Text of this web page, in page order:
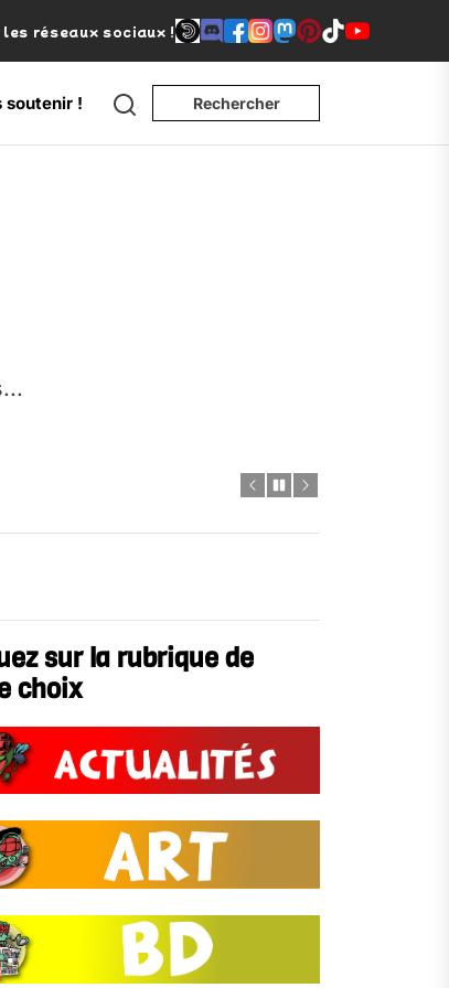
réseaux sociaux !
soutenir ! Search Rechercher
sur la rubrique de
choix